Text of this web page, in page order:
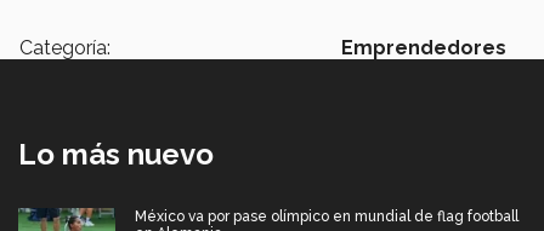
Categoría: Emprendedores
Lo más nuevo
México va por pase olímpico en mundial de flag football